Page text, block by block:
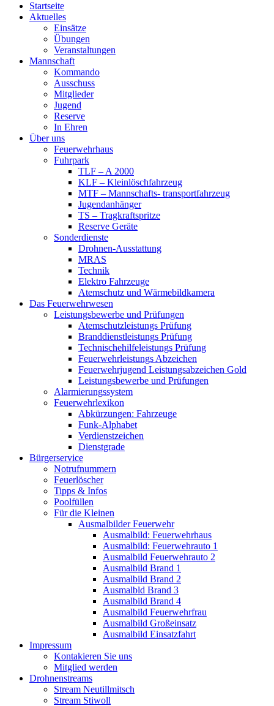
Startseite
Aktuelles
Einsätze
Übungen
Veranstaltungen
Mannschaft
Kommando
Ausschuss
Mitglieder
Jugend
Reserve
In Ehren
Über uns
Feuerwehrhaus
Fuhrpark
TLF – A 2000
KLF – Kleinlöschfahrzeug
MTF – Mannschafts- transportfahrzeug
Jugendanhänger
TS – Tragkraftspritze
Reserve Geräte
Sonderdienste
Drohnen-Ausstattung
MRAS
Technik
Elektro Fahrzeuge
Atemschutz und Wärmebildkamera
Das Feuerwehrwesen
Leistungsbewerbe und Prüfungen
Atemschutzleistungs Prüfung
Branddienstleistungs Prüfung
Technischehilfeleistungs Prüfung
Feuerwehrleistungs Abzeichen
Feuerwehrjugend Leistungsabzeichen Gold
Leistungsbewerbe und Prüfungen
Alarmierungssystem
Feuerwehrlexikon
Abkürzungen: Fahrzeuge
Funk-Alphabet
Verdienstzeichen
Dienstgrade
Bürgerservice
Notrufnummern
Feuerlöscher
Tipps & Infos
Poolfüllen
Für die Kleinen
Ausmalbilder Feuerwehr
Ausmalbild: Feuerwehrhaus
Ausmalbild: Feuerwehrauto 1
Ausmalbild Feuerwehrauto 2
Ausmalbild Brand 1
Ausmalbild Brand 2
Ausmalbld Brand 3
Ausmalbild Brand 4
Ausmalbild Feuerwehrfrau
Ausmalbild Großeinsatz
Ausmalbild Einsatzfahrt
Impressum
Kontakieren Sie uns
Mitglied werden
Drohnenstreams
Stream Neutillmitsch
Stream Stiwoll